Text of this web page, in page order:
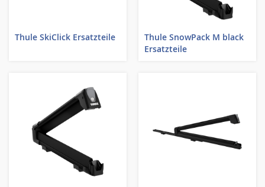
Thule SkiClick Ersatzteile
Thule SnowPack M black
Ersatzteile